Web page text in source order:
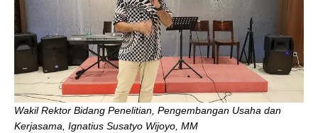
Wakil Rektor Bidang Penelitian, Pengembangan Usaha dan
Kerjasama, Ignatius Susatyo Wijoyo, MM